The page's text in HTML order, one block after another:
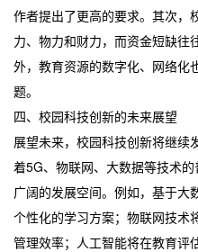
作者提出了更高的要求。其次，
力、物力和财力，而资金短缺往
外，教育资源的数字化、网络化
题。
四、校园科技创新的未来展望
展望未来，校园科技创新将继续
着5G、物联网、大数据等技术
广阔的发展空间。例如，基于大
个性化的学习方案；物联网技术
管理效率；人工智能将在教育评